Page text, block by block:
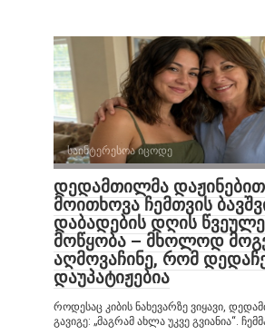
საინტერესოა იცოდე
დედამთილმა დაჟინებით
მოითხოვა ჩემთვის
დაბადების დღის
მოწყობა – მხოლოდ
აღმოვაჩინე, რომ
დაუპატიჟებია
როდესაც კიბის ნახევარზე ვიყავი,
გავიგე: „მაგრამ ახლა უკვე გვიანია“.